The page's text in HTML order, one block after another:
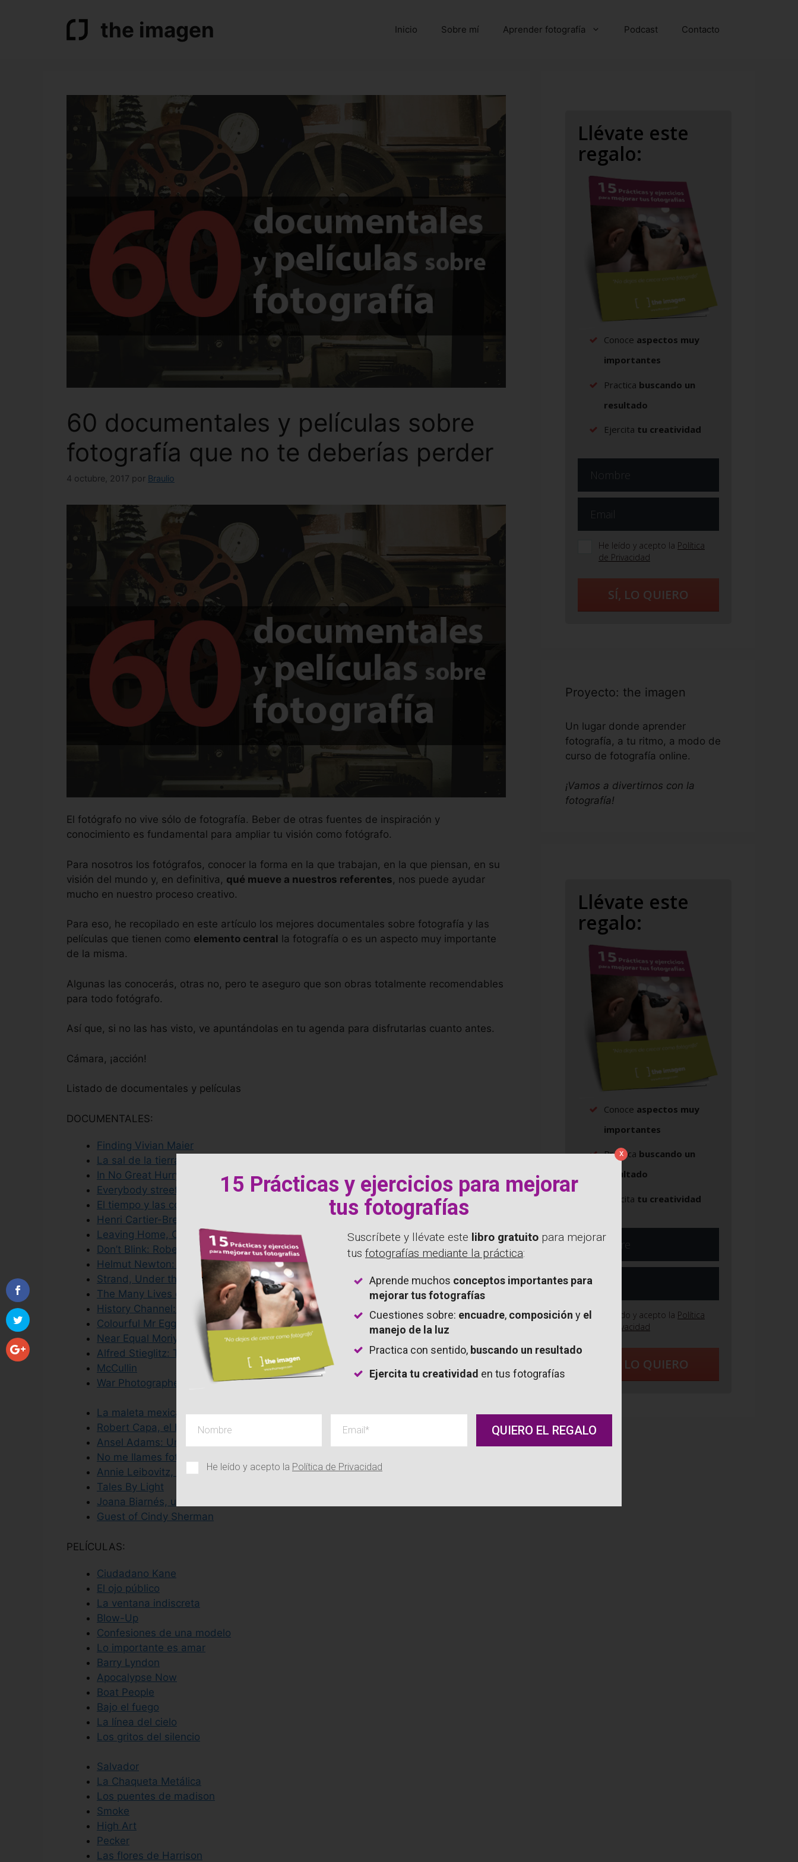
the imagen Inicio Sobre mí Aprender fotografía Podcast Contacto
60 documentales y películas sobre
fotografía que no te deberías perder
4 octubre, 2017 por Braulio
El fotógrafo no vive sólo de fotografía. Beber de otras fuentes de inspiración y
conocimiento es fundamental para ampliar tu visión como fotógrafo.
Para nosotros los fotógrafos, conocer la forma en la que trabajan, en la que piensan, en su
visión del mundo y, en definitiva, qué mueve a nuestros referentes, nos puede ayudar
mucho en nuestro proceso creativo.
Para eso, he recopilado en este artículo los mejores documentales sobre fotografía y las
películas que tienen como elemento central la fotografía o es un aspecto muy importante
de la misma.
Algunas las conocerás, otras no, pero te aseguro que son obras totalmente recomendables
para todo fotógrafo.
Así que, si no las has visto, ve apuntándolas en tu agenda para disfrutarlas cuanto antes.
Cámara, ¡acción!
Listado de documentales y películas
DOCUMENTALES:
Finding Vivian Maier
La sal de la tierra
In No Great Hurry: 13 Lessons in Life with Saul Leiter
Everybody street
El tiempo y las cosas. Toni Catany
Henri Cartier-Bresson: Biografía de una mirada
Leaving Home, Coming Home: A Portrait of Robert Frank
Don’t Blink: Robert Frank
Helmut Newton: Frames from the Edge
Strand, Under the Dark Cloth
The Many Lives of William Klein
History Channel: Historia de la Fotografía
Colourful Mr Eggleston
Near Equal Moriyama Daidou
Alfred Stieglitz: The Eloquent Eye
McCullin
War Photographer
La maleta mexicana
Robert Capa, el hombre que quería creer su propia leyenda
Ansel Adams: Una experiencia americana
No me llames fotógrafo de guerra
Annie Leibovitz, una vida a través de la cámara
Tales By Light
Joana Biarnés, una entre todos
Guest of Cindy Sherman
PELÍCULAS:
Ciudadano Kane
El ojo público
La ventana indiscreta
Blow-Up
Confesiones de una modelo
Lo importante es amar
Barry Lyndon
Apocalypse Now
Boat People
Bajo el fuego
La línea del cielo
Los gritos del silencio
Salvador
La Chaqueta Metálica
Los puentes de madison
Smoke
High Art
Pecker
Las flores de Harrison
Llévate este
regalo:
Conoce aspectos muy
importantes
Practica buscando un
resultado
Ejercita tu creatividad
He leído y acepto la Política
de Privacidad
SÍ, LO QUIERO
Proyecto: the imagen
Un lugar donde aprender
fotografía, a tu ritmo, a modo de
curso de fotografía online.
¡Vamos a divertirnos con la
fotografía!
Llévate este
regalo:
Conoce aspectos muy
importantes
Practica buscando un
resultado
Ejercita tu creatividad
He leído y acepto la Política
de Privacidad
SÍ, LO QUIERO
​15 Prácticas y ejercicios para mejorar
tus fotografías
Suscríbete y llévate este libro gratuitopara mejorar
tus fotografías mediante la práctica:
Aprende muchos conceptos importantes para
mejorar tus fotografías
Cuestiones sobre: encuadre, composición y el
manejo de la luz
Practica con sentido, buscando un resultado
Ejercita tu creatividad en tus fotografías
QUIERO EL REGALO
He leído y acepto la Política de Privacidad
x